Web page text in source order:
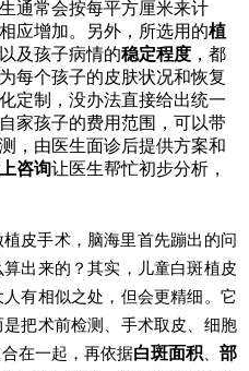
通常会按每平方厘米来计
应增加。另外，所选用的植
以及孩子病情的稳定程度 ，都
每个孩子的皮肤状况和恢复
定制，没办法直接给出统一
家孩子的费用范围，可以带
，由医生面诊后提供方案和
咨询让医生帮忙初步分析，
皮手术，脑海里首先蹦出的问
出来的？其实，儿童白斑植皮
有相似之处，但会更精细。它
把术前检测、手术取皮、细胞
在一起，再依据白斑面积、 部